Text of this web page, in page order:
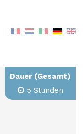
Dauer (Gesamt)
5 Stunden